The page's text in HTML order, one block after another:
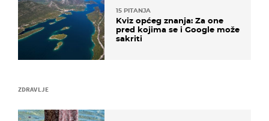
ZDRAVLJE
15 PITANJA
Kviz općeg znanja: Za one
pred kojima se i Google može
sakriti